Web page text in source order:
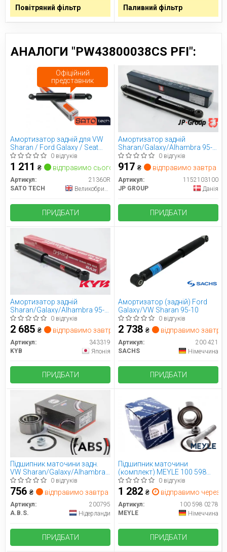
Повітряний фільтр Паливний фільтр
АНАЛОГИ "PW43800038CS PFI":
Амортизатор задній для VW
Sharan / Ford Galaxy / Seat
Alhambra (7M) (1995-2010)
1.9-2.8L
0 відгуків
1 211 ₴ відправимо сьогодні
Артикул:
21360R
SATO TECH
Великобританія
ПРИДБАТИ
Офіційний
представник
Амортизатор задній
Sharan/Galaxy/Alhambra 95-
10
0 відгуків
917 ₴ відправимо завтра
Артикул:
1152103100
JP GROUP
Данія
ПРИДБАТИ
Амортизатор задній
Sharan/Galaxy/Alhambra 95-
10
0 відгуків
2 685 ₴ відправимо завтра
Артикул:
343319
KYB
Японія
ПРИДБАТИ
Амортизатор (задній) Ford
Galaxy/VW Sharan 95-10
0 відгуків
2 738 ₴ відправимо завтра
Артикул:
200 421
SACHS
Німеччина
ПРИДБАТИ
Підшипник маточини задн.
VW Sharan/Galaxy/Alhambra
95-10
0 відгуків
756 ₴ відправимо завтра
Артикул:
200795
A.B.S.
Нідерланди
ПРИДБАТИ
Підшипник маточини
(комплект) MEYLE 100 598
0278
0 відгуків
1 282 ₴ відправимо через 2
Артикул:
100 598 0278
MEYLE
Німеччина
ПРИДБАТИ